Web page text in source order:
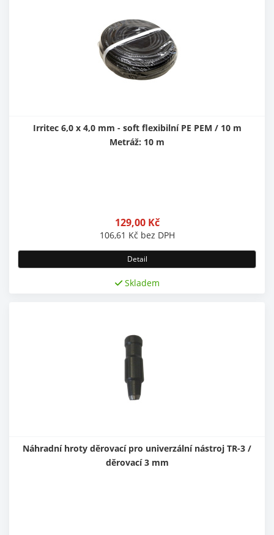
Irritec 6,0 x 4,0 mm - soft flexibilní PE PEM / 10 m
Metráž: 10 m
129,00 Kč
106,61 Kč bez DPH
Detail
Skladem
Náhradní hroty děrovací pro univerzální nástroj TR-3 /
děrovací 3 mm